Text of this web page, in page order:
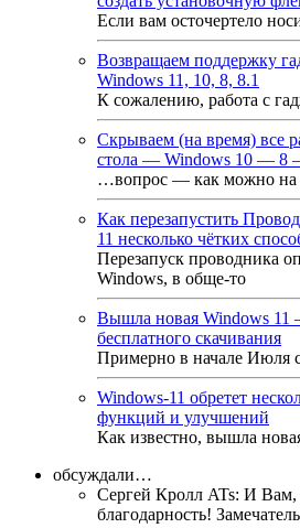
Если вам осточертело
Возвращаем поддержку
Windows 11, 10, 8, 8.1
К сожалению, работа с
Скрываем (на время) все
стола — Windows 10 — 8
…вопрос — как можно на
Как перезапустить
11 несколько чётких
Перезапуск проводника
Windows, в обще-то
Вышла новая Windows 11
бесплатного скачивания
Примерно в начале Июля
Windows-11 обретет
функций и улучшений
Как известно, вышла
обсуждали…
Сергей Кролл ATs: И Вам,
благодарность!